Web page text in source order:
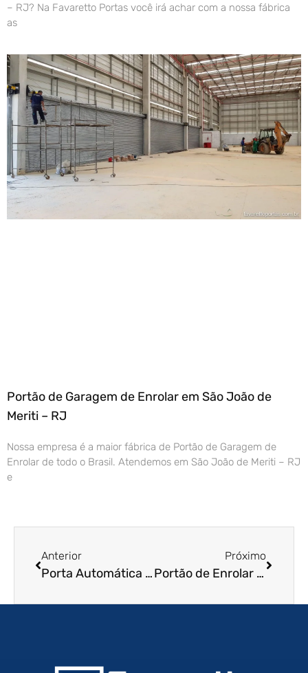
– RJ? Na Favaretto Portas você irá achar com a nossa fábrica
as
Portão de Garagem de Enrolar em São João de
Meriti – RJ
Nossa empresa é a maior fábrica de Portão de Garagem de
Enrolar de todo o Brasil. Atendemos em São João de Meriti – RJ
e
Anterior
Porta Automática de Enrolar em Porto Alegre – RS
Próximo
Portão de Enrolar em Teresina – PI